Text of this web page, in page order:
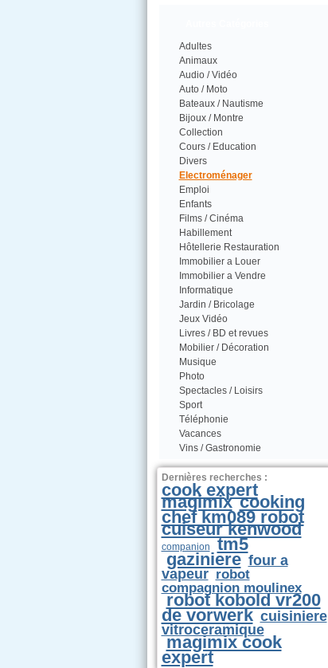
Adultes
Animaux
Audio / Vidéo
Auto / Moto
Bateaux / Nautisme
Bijoux / Montre
Collection
Cours / Education
Divers
Electroménager
Emploi
Enfants
Films / Cinéma
Habillement
Hôtellerie Restauration
Immobilier a Louer
Immobilier a Vendre
Informatique
Jardin / Bricolage
Jeux Vidéo
Livres / BD et revues
Mobilier / Décoration
Musique
Photo
Spectacles / Loisirs
Sport
Téléphonie
Vacances
Vins / Gastronomie
Dernières recherches :
cook expert
magimix cooking
chef km089 robot
cuiseur kenwood
companion tm5
gaziniere four a
vapeur robot
compagnion moulinex
robot kobold vr200
de vorwerk cuisiniere
vitroceramique
magimix cook
expert